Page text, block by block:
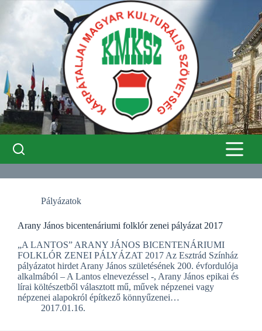
Pályázatok
Arany János bicentenáriumi folklór zenei pályázat 2017
„A LANTOS” ARANY JÁNOS BICENTENÁRIUMI
FOLKLÓR ZENEI PÁLYÁZAT 2017 Az Esztrád Színház
pályázatot hirdet Arany János születésének 200. évfordulója
alkalmából – A Lantos elnevezéssel -, Arany János epikai és
lírai költészetből választott mű, művek népzenei vagy
népzenei alapokról építkező könnyűzenei…
2017.01.16.